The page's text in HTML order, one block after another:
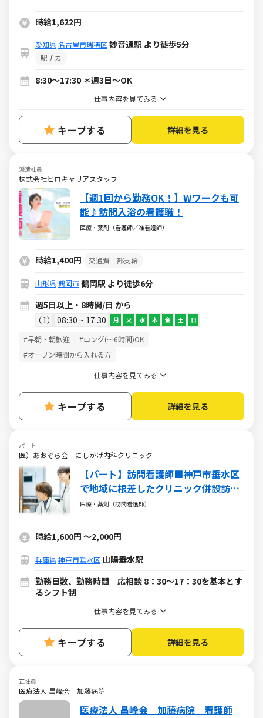
時給1,622円
愛知県名古屋市瑞穂区 妙音通駅 より徒歩5分
駅チカ
8:30～17:30 ＊週3日～OK
仕事内容を見てみる
キープする 詳細を見る
派遣社員
株式会社ヒロキャリアスタッフ
【週1回から勤務OK！】Wワークも可
能♪訪問入浴の看護職！
医療・薬剤（看護師／准看護師）
時給1,400円 交通費一部支給
山形県鶴岡市鶴岡駅 より徒歩6分
週5日以上・8時間/日 から
1
08:30 ~ 17:30 月 火 水 木 金 土 日
#早朝・朝歓迎
#ロング(～6時間)OK
#オープン時間から入れる方
仕事内容を見てみる
キープする 詳細を見る
パート
医）あおぞら会 にしかげ内科クリニック
【パート】訪問看護師■神戸市垂水区
で地域に根差したクリニック併設訪問
看護ステーション
医療・薬剤（訪問看護師）
時給1,600円 ～2,000円
兵庫県神戸市垂水区 山陽垂水駅
勤務日数、勤務時間 応相談 8：30～17：30を基本とす
るシフト制
仕事内容を見てみる
キープする 詳細を見る
正社員
医療法人 昌峰会 加藤病院
医療法人 昌峰会 加藤病院 看護師